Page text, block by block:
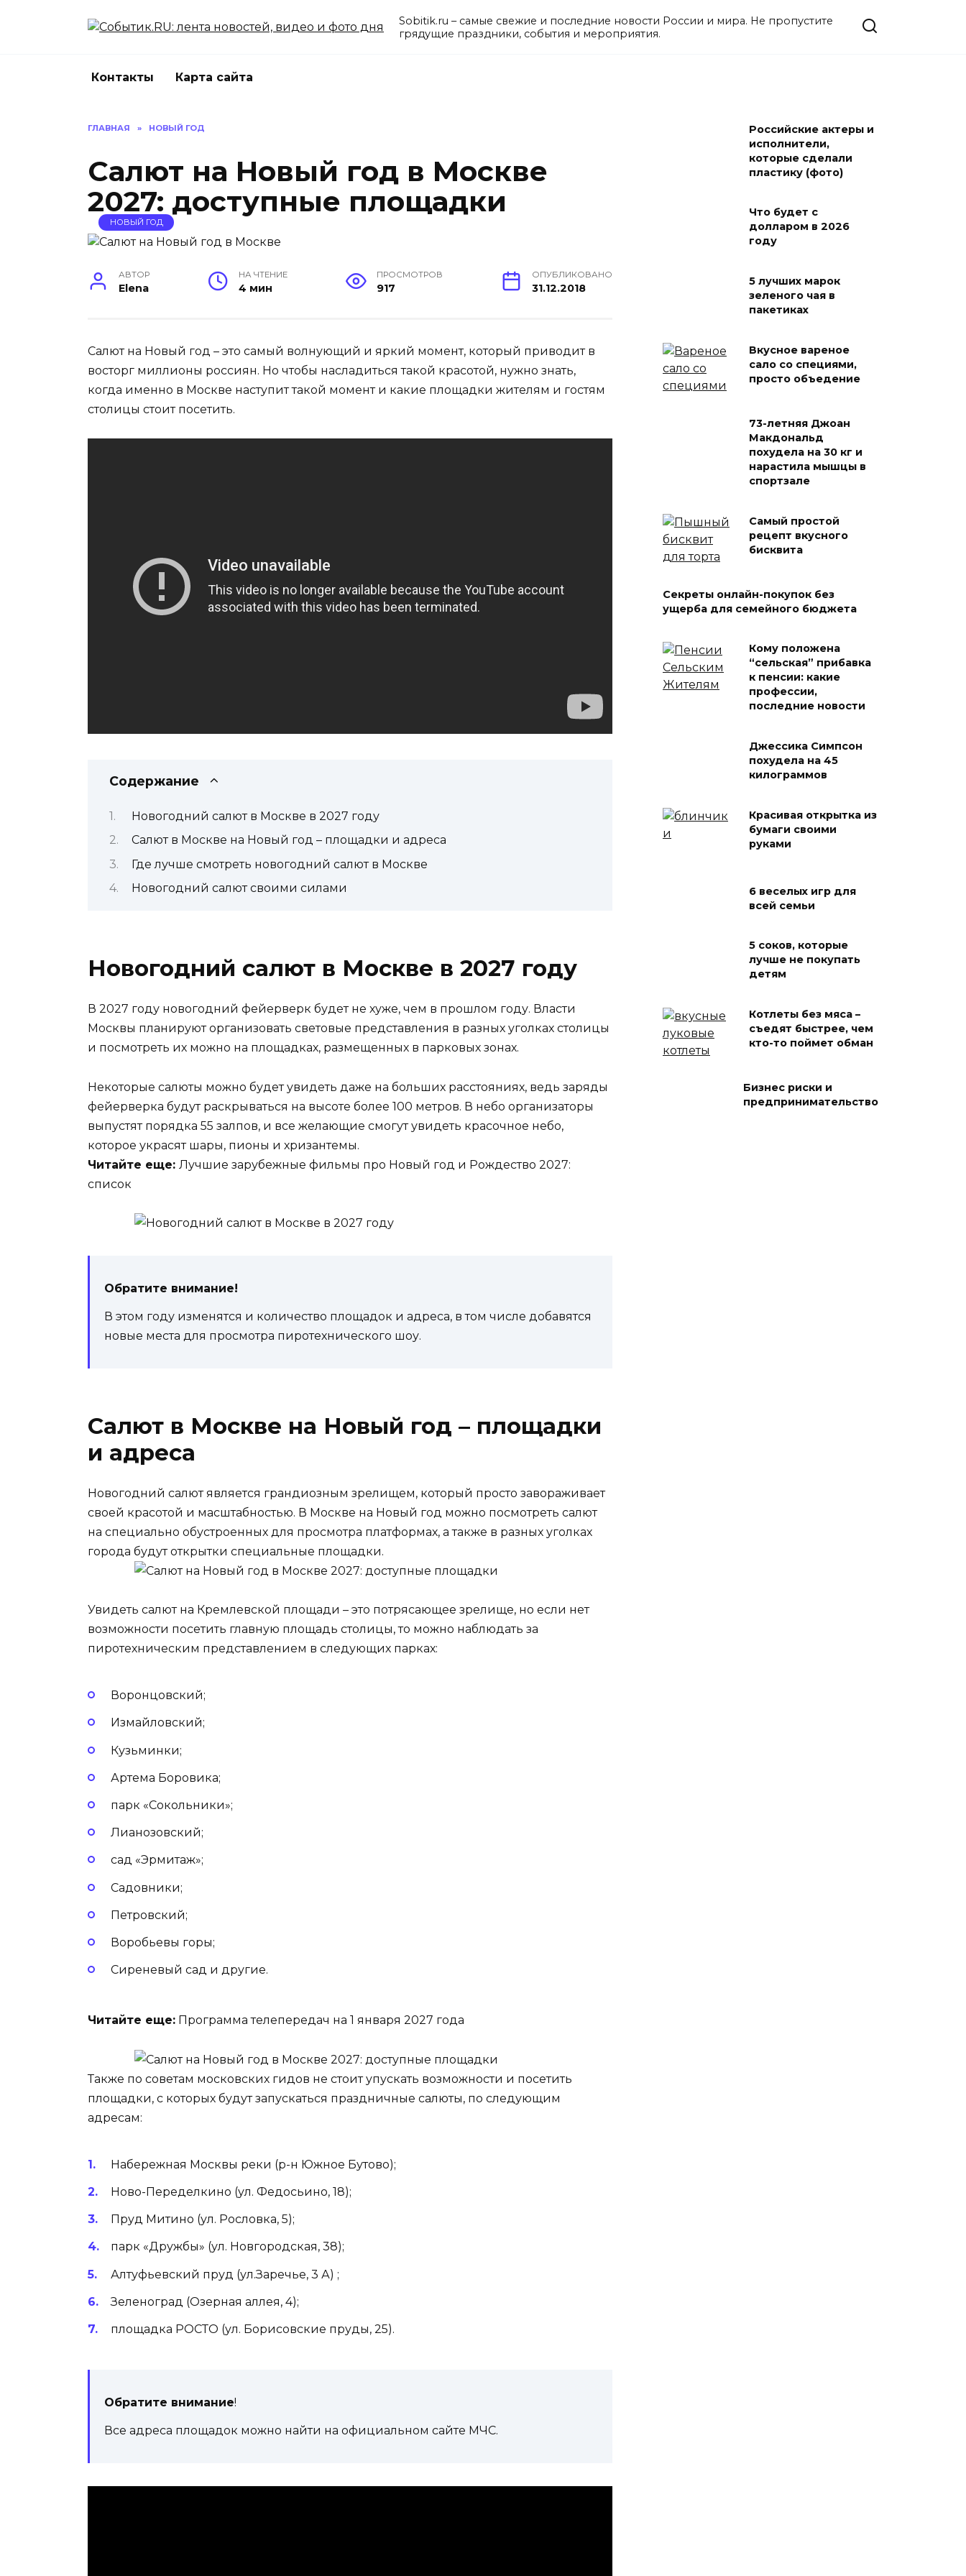
Sobitik.ru – самые свежие и последние новости России и мира. Не пропустите
грядущие праздники, события и мероприятия.
Контакты Карта сайта
ГЛАВНАЯ » НОВЫЙ ГОД
Салют на Новый год в Москве
2027: доступные площадки
НОВЫЙ ГОД
АВТОР
Elena
НА ЧТЕНИЕ
4 мин
ПРОСМОТРОВ
917
ОПУБЛИКОВАНО
31.12.2018
Салют на Новый год – это самый волнующий и яркий момент, который приводит в
восторг миллионы россиян. Но чтобы насладиться такой красотой, нужно знать,
когда именно в Москве наступит такой момент и какие площадки жителям и гостям
столицы стоит посетить.
Содержание
Новогодний салют в Москве в 2027 году
Салют в Москве на Новый год – площадки и адреса
Где лучше смотреть новогодний салют в Москве
Новогодний салют своими силами
Новогодний салют в Москве в 2027 году
В 2027 году новогодний фейерверк будет не хуже, чем в прошлом году. Власти
Москвы планируют организовать световые представления в разных уголках столицы
и посмотреть их можно на площадках, размещенных в парковых зонах.
Некоторые салюты можно будет увидеть даже на больших расстояниях, ведь заряды
фейерверка будут раскрываться на высоте более 100 метров. В небо организаторы
выпустят порядка 55 залпов, и все желающие смогут увидеть красочное небо,
которое украсят шары, пионы и хризантемы.
Читайте еще: Лучшие зарубежные фильмы про Новый год и Рождество 2027:
список
Обратите внимание!
В этом году изменятся и количество площадок и адреса, в том числе добавятся
новые места для просмотра пиротехнического шоу.
Салют в Москве на Новый год – площадки
и адреса
Новогодний салют является грандиозным зрелищем, который просто завораживает
своей красотой и масштабностью. В Москве на Новый год можно посмотреть салют
на специально обустроенных для просмотра платформах, а также в разных уголках
города будут открытки специальные площадки.
Увидеть салют на Кремлевской площади – это потрясающее зрелище, но если нет
возможности посетить главную площадь столицы, то можно наблюдать за
пиротехническим представлением в следующих парках:
Воронцовский;
Измайловский;
Кузьминки;
Артема Боровика;
парк «Сокольники»;
Лианозовский;
сад «Эрмитаж»;
Садовники;
Петровский;
Воробьевы горы;
Сиреневый сад и другие.
Читайте еще: Программа телепередач на 1 января 2027 года
Также по советам московских гидов не стоит упускать возможности и посетить
площадки, с которых будут запускаться праздничные салюты, по следующим
адресам:
Набережная Москвы реки (р-н Южное Бутово);
Ново-Переделкино (ул. Федосьино, 18);
Пруд Митино (ул. Рословка, 5);
парк «Дружбы» (ул. Новгородская, 38);
Алтуфьевский пруд (ул.Заречье, 3 А) ;
Зеленоград (Озерная аллея, 4);
площадка РОСТО (ул. Борисовские пруды, 25).
Обратите внимание!
Все адреса площадок можно найти на официальном сайте МЧС.
Российские актеры и
исполнители,
которые сделали
пластику (фото)
Что будет с
долларом в 2026
году
5 лучших марок
зеленого чая в
пакетиках
Вкусное вареное
сало со специями,
просто объедение
73-летняя Джоан
Макдональд
похудела на 30 кг и
нарастила мышцы в
спортзале
Самый простой
рецепт вкусного
бисквита
Секреты онлайн-покупок без
ущерба для семейного бюджета
Кому положена
“сельская” прибавка
к пенсии: какие
профессии,
последние новости
Джессика Симпсон
похудела на 45
килограммов
Красивая открытка из
бумаги своими
руками
6 веселых игр для
всей семьи
5 соков, которые
лучше не покупать
детям
Котлеты без мяса –
съедят быстрее, чем
кто-то поймет обман
Бизнес риски и
предпринимательство